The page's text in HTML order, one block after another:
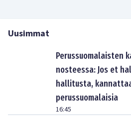
Uusimmat
Perussuomalaisten
nosteessa: Jos et
hallitusta,
perussuomalaisia
16:45